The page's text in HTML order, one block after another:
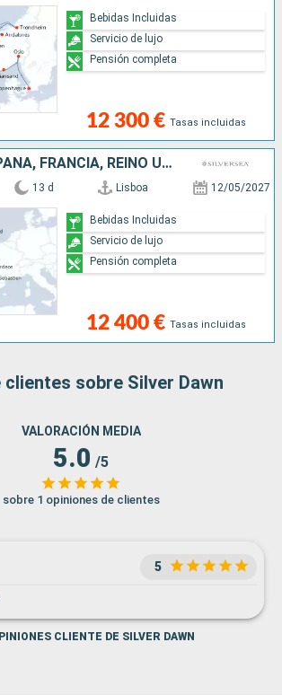
12 300 € Tasas incluidas
Bebidas Incluidas
Servicio de lujo
Pensión completa
PORTUGAL, ESPAÑA, FRANCIA, REINO UNIDO, IRLANDA
13 d Lisboa 12/05/2027
12 400 € Tasas incluidas
Bebidas Incluidas
Servicio de lujo
Pensión completa
clientes sobre Silver Dawn
VALORACIÓN MEDIA
5.0 /5
sobre 1 opiniones de clientes
5
CLIENTE DE SILVER DAWN